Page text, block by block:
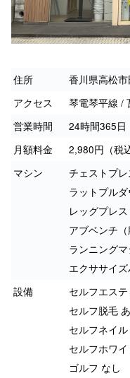
住所
香川県高松
アクセス
琴電琴平線
営業時間
24時間365日
月額料金
2,980円（税
マシン
チェストプ
ラットプル
レッグプレ
アブベンチ
ランニング
エクササイ
設備
セルフエステ
セルフ脱毛
セルフネイル
セルフホワ
ゴルフ なし